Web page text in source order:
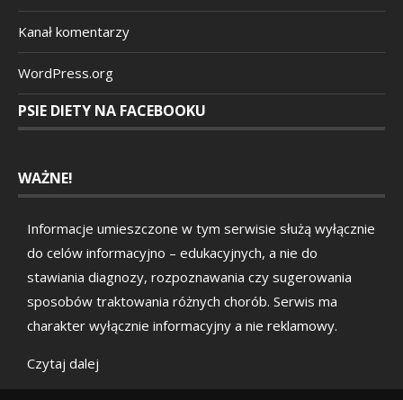
Kanał komentarzy
WordPress.org
PSIE DIETY NA FACEBOOKU
WAŻNE!
Informacje umieszczone w tym serwisie służą wyłącznie
do celów informacyjno – edukacyjnych, a nie do
stawiania diagnozy, rozpoznawania czy sugerowania
sposobów traktowania różnych chorób. Serwis ma
charakter wyłącznie informacyjny a nie reklamowy.
Czytaj dalej